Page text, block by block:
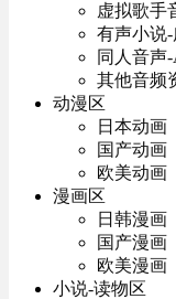
虚拟歌手
有声小说-
同人音声
其他音频
动漫区
日本动画
国产动画
欧美动画
漫画区
日韩漫画
国产漫画
欧美漫画
小说-读物区